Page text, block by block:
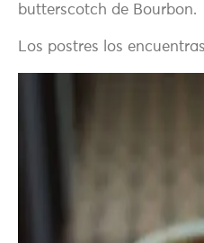
butterscotch de Bourbon.
Los postres los